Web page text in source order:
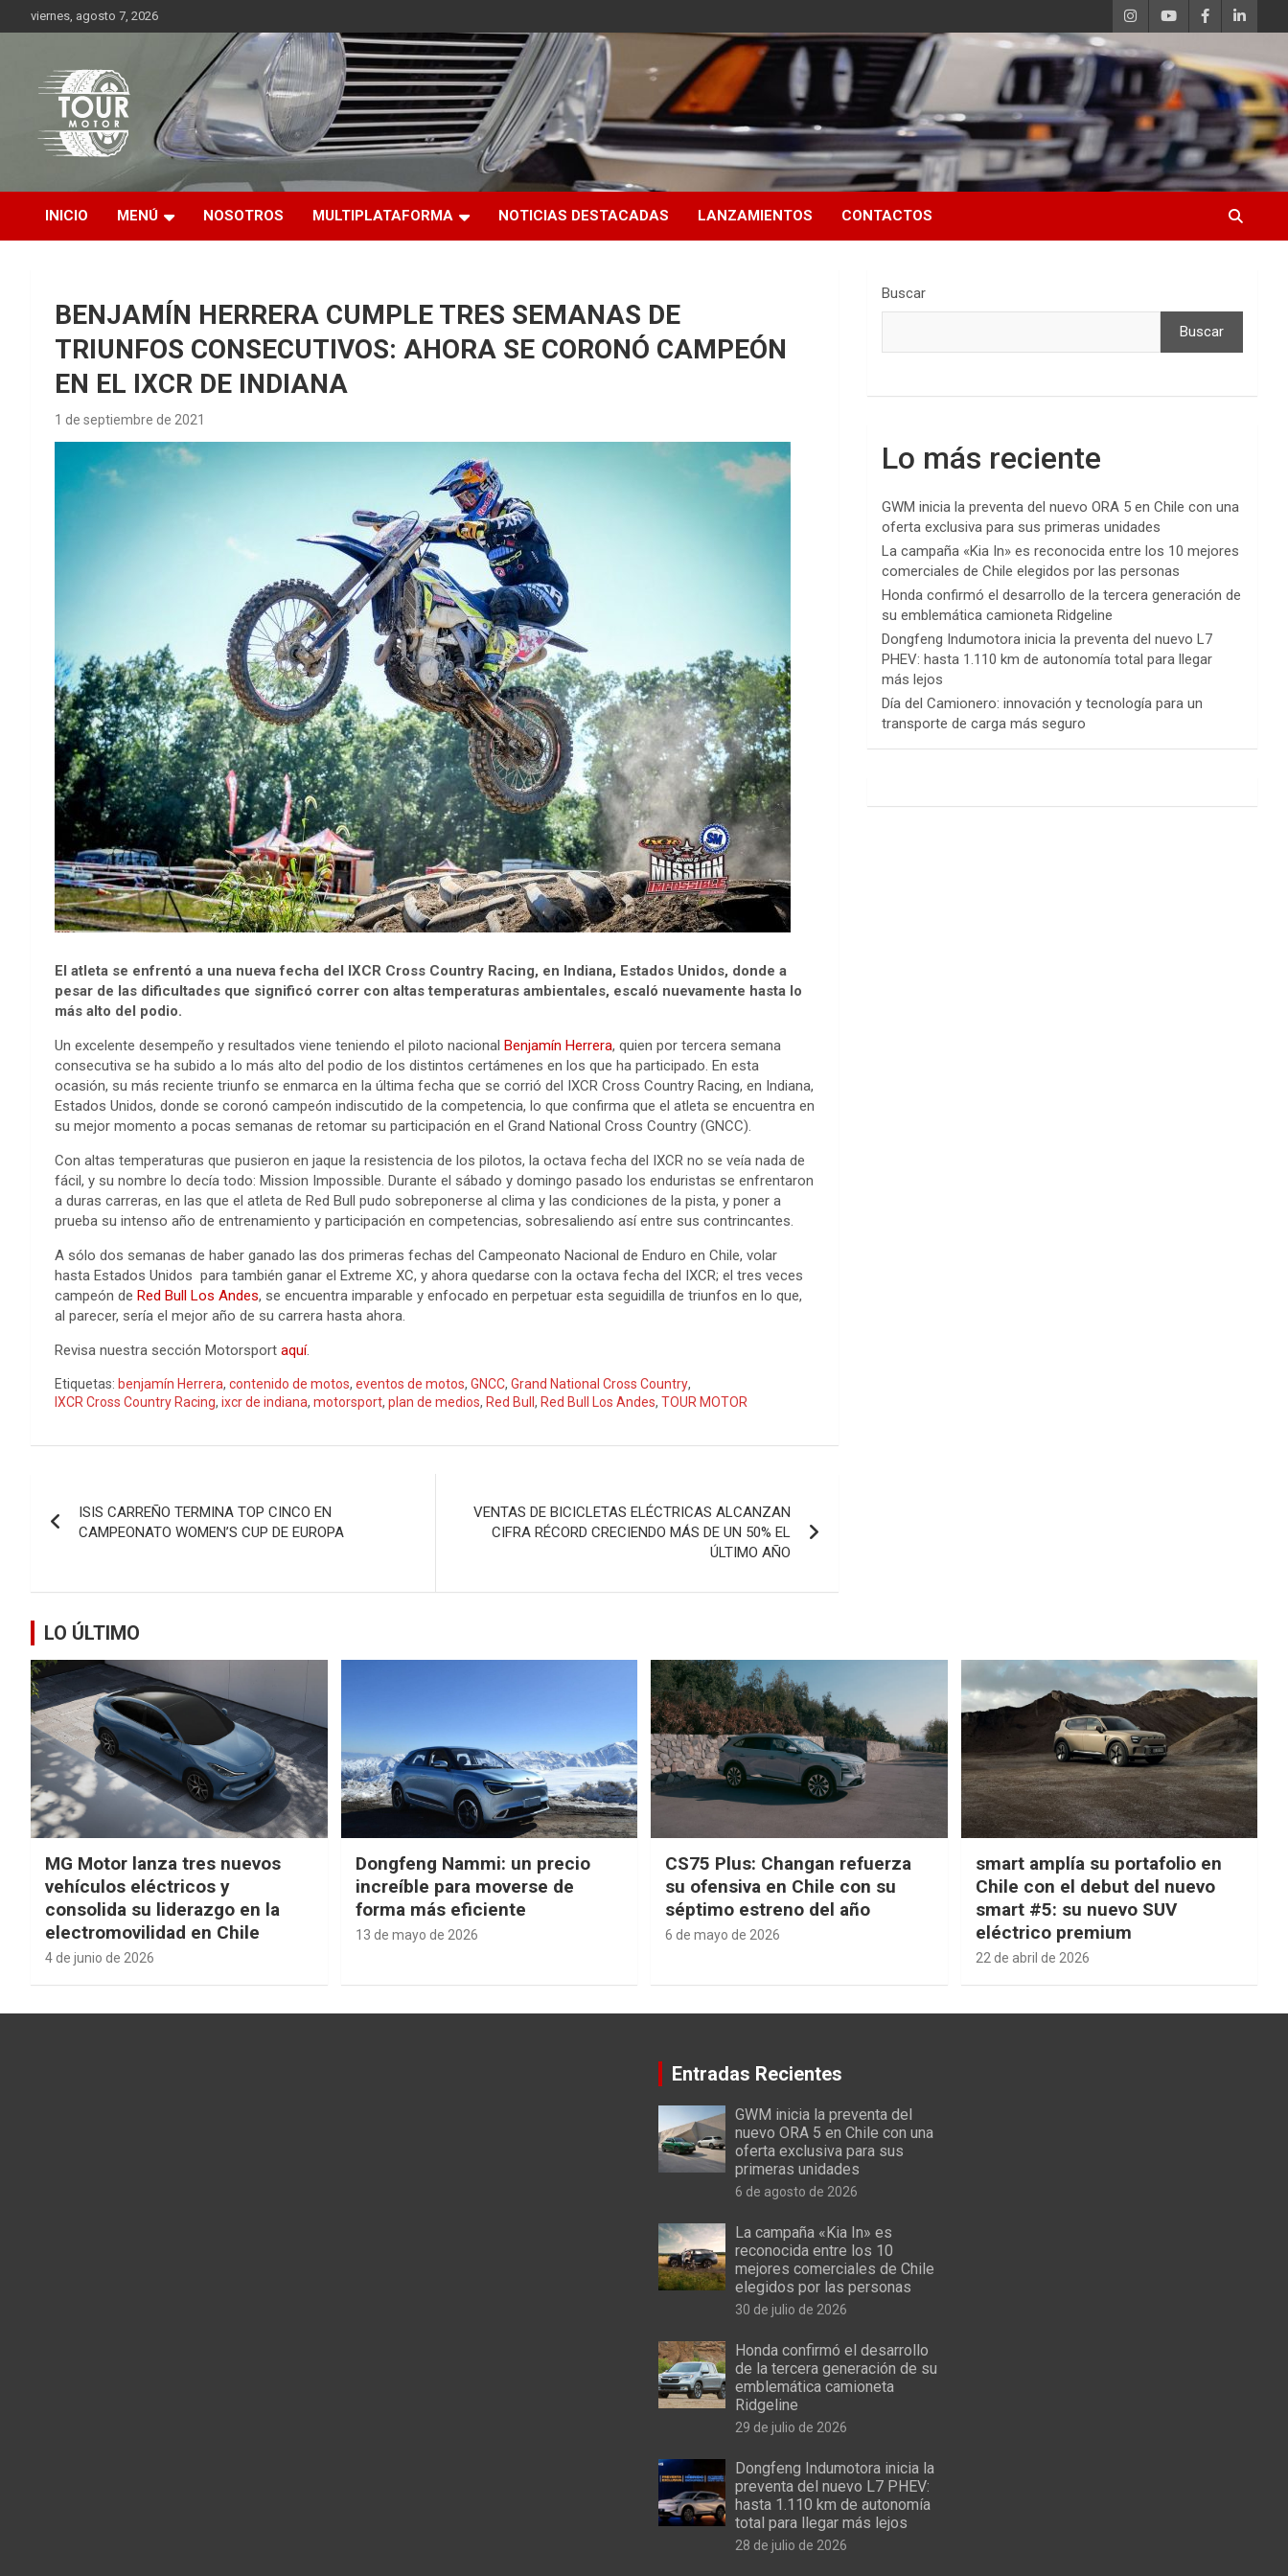
al
viernes, agosto 7, 2026
Tour Motor
Plataforma de contenido audiovisual para el sector automotriz
INICIO MENÚ NOSOTROS MULTIPLATAFORMA NOTICIAS DESTACADAS LANZAMIENTOS CONTACTOS
BENJAMÍN HERRERA CUMPLE TRES SEMANAS DE
TRIUNFOS CONSECUTIVOS: AHORA SE CORONÓ CAMPEÓN
EN EL IXCR DE INDIANA
1 de septiembre de 2021
El atleta se enfrentó a una nueva fecha del IXCR Cross Country Racing, en Indiana, Estados Unidos, donde a
pesar de las dificultades que significó correr con altas temperaturas ambientales, escaló nuevamente hasta lo
más alto del podio.
Un excelente desempeño y resultados viene teniendo el piloto nacional Benjamín Herrera, quien por tercera semana
consecutiva se ha subido a lo más alto del podio de los distintos certámenes en los que ha participado. En esta
ocasión, su más reciente triunfo se enmarca en la última fecha que se corrió del IXCR Cross Country Racing, en Indiana,
Estados Unidos, donde se coronó campeón indiscutido de la competencia, lo que confirma que el atleta se encuentra en
su mejor momento a pocas semanas de retomar su participación en el Grand National Cross Country (GNCC).
Con altas temperaturas que pusieron en jaque la resistencia de los pilotos, la octava fecha del IXCR no se veía nada de
fácil, y su nombre lo decía todo: Mission Impossible. Durante el sábado y domingo pasado los enduristas se enfrentaron
a duras carreras, en las que el atleta de Red Bull pudo sobreponerse al clima y las condiciones de la pista, y poner a
prueba su intenso año de entrenamiento y participación en competencias, sobresaliendo así entre sus contrincantes.
A sólo dos semanas de haber ganado las dos primeras fechas del Campeonato Nacional de Enduro en Chile, volar
hasta Estados Unidos para también ganar el Extreme XC, y ahora quedarse con la octava fecha del IXCR; el tres veces
campeón de Red Bull Los Andes, se encuentra imparable y enfocado en perpetuar esta seguidilla de triunfos en lo que,
al parecer, sería el mejor año de su carrera hasta ahora.
Revisa nuestra sección Motorsport aquí.
Etiquetas: benjamín Herrera, contenido de motos, eventos de motos, GNCC, Grand National Cross Country,
IXCR Cross Country Racing, ixcr de indiana, motorsport, plan de medios, Red Bull , Red Bull Los Andes, TOUR MOTOR
de
ISIS CARREÑO TERMINA TOP CINCO EN
CAMPEONATO WOMEN’S CUP DE EUROPA
VENTAS DE BICICLETAS ELÉCTRICAS ALCANZAN
CIFRA RÉCORD CRECIENDO MÁS DE UN 50% EL
ÚLTIMO AÑO
Buscar
Buscar
Lo más reciente
GWM inicia la preventa del nuevo ORA 5 en Chile con una
oferta exclusiva para sus primeras unidades
La campaña «Kia In» es reconocida entre los 10 mejores
comerciales de Chile elegidos por las personas
Honda confirmó el desarrollo de la tercera generación de
su emblemática camioneta Ridgeline
Dongfeng Indumotora inicia la preventa del nuevo L7
PHEV: hasta 1.110 km de autonomía total para llegar
más lejos
Día del Camionero: innovación y tecnología para un
transporte de carga más seguro
LO ÚLTIMO
MG Motor lanza tres nuevos
vehículos eléctricos y
consolida su liderazgo en la
electromovilidad en Chile
4 de junio de 2026
Dongfeng Nammi: un precio
increíble para moverse de
forma más eficiente
13 de mayo de 2026
CS75 Plus: Changan refuerza
su ofensiva en Chile con su
séptimo estreno del año
6 de mayo de 2026
smart amplía su portafolio en
Chile con el debut del nuevo
smart #5: su nuevo SUV
eléctrico premium
22 de abril de 2026
Entradas Recientes
GWM inicia la preventa del
nuevo ORA 5 en Chile con una
oferta exclusiva para sus
primeras unidades
6 de agosto de 2026
La campaña «Kia In» es
reconocida entre los 10
mejores comerciales de Chile
elegidos por las personas
30 de julio de 2026
Honda confirmó el desarrollo
de la tercera generación de su
emblemática camioneta
Ridgeline
29 de julio de 2026
Dongfeng Indumotora inicia la
preventa del nuevo L7 PHEV:
hasta 1.110 km de autonomía
total para llegar más lejos
28 de julio de 2026